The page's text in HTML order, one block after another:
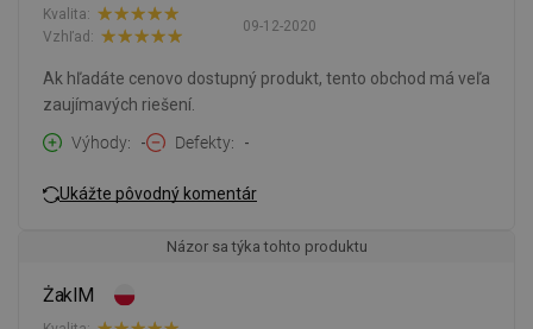
09-12-2020
Kvalita:
Vzhľad:
Ak hľadáte cenovo dostupný produkt, tento obchod má veľa
zaujímavých riešení.
Výhody
- Defekty -
Ukážte pôvodný komentár
Názor sa týka tohto produktu
ŻaklM